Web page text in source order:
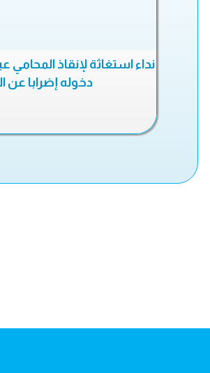
نداء استغاثة لإنقاذ المحامي
دخوله إضرابا عن